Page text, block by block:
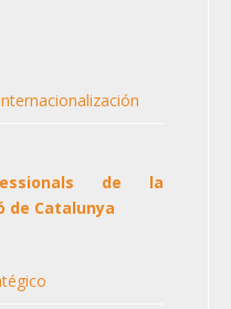
de la
de Catalunya